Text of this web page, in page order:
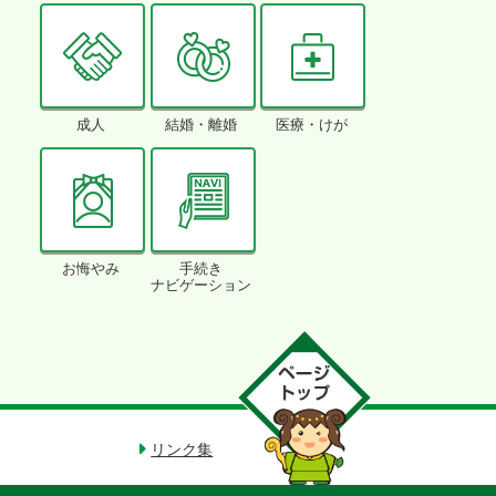
成人 結婚・離婚 医療・けが
お悔やみ
手続き
ナビゲーション
リンク集